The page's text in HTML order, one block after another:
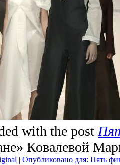
with the post
Ковалевой
| Опубликовано для: Пять